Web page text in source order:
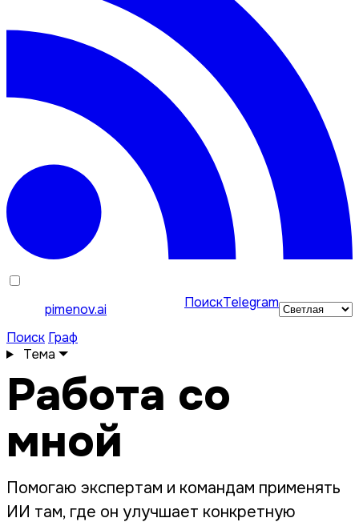
pimenov.ai ПоискTelegram
Поиск Граф
Тема
Работа со
мной
Помогаю экспертам и командам применять
ИИ там, где он улучшает конкретную